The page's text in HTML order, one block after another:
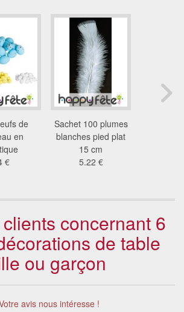
de
en
€
Sachet 100 plumes
blanches pied plat
15 cm
5.22 €
concernant 6
de table
ou garçon
avis nous intéresse !